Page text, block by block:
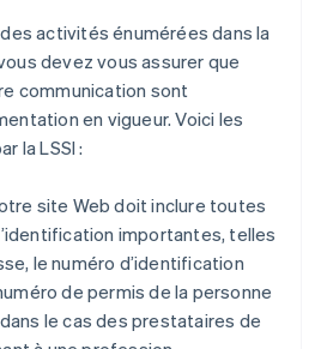
activités énumérées dans la
devez vous assurer que
communication sont
en vigueur. Voici les
la LSSI :
site Web doit inclure toutes
importantes, telles
le numéro d’identification
de permis de la personne
le cas des prestataires de